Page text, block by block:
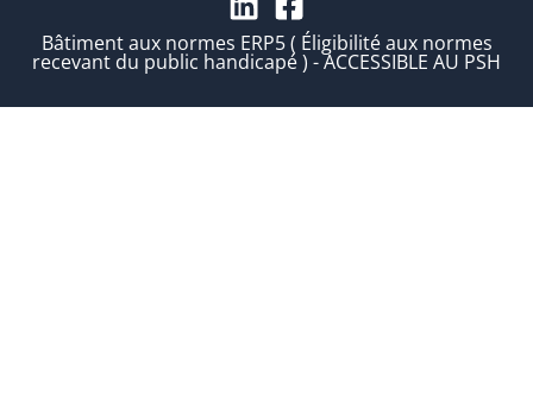
Bâtiment aux normes ERP5 ( Éligibilité aux normes
recevant du public handicapé ) - ACCESSIBLE AU PSH